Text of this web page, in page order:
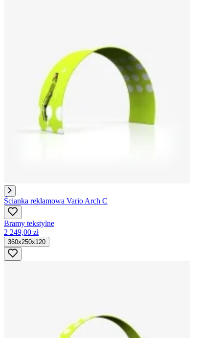
Ścianka reklamowa Vario Arch C
Bramy tekstylne
2 249,00 zł
360x250x120